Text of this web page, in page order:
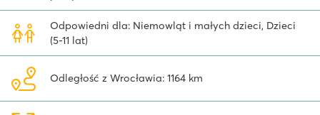
wakacji nad Jeziorem Maggiore!
Odpowiedni dla: Niemowląt i małych dzieci, Dzieci
(5-11 lat)
Odległość z Wrocławia: 1164 km